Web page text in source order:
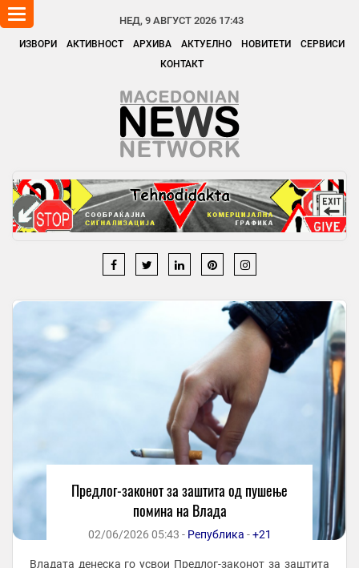
НЕД, 9 АВГУСТ 2026 17:43
ИЗВОРИ АКТИВНОСТ АРХИВА АКТУЕЛНО НОВИТЕТИ
СЕРВИСИ
КОНТАКТ
Toggle
navigation
Предлог-законот за заштита од пушење
помина на Влада
02/06/2026 05:43 - Република -+21
Владата денеска го усвои Предлог-законот за заштита